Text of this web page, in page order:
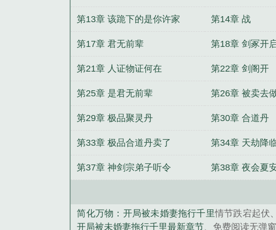
第13章 该跪下的是你许家 第14章 战
第17章 君无前辈 第18章 剑冢开
第21章 人证物证何在 第22章 剑阁开
第25章 是君无前辈 第26章 被卖去
第29章 极品聚灵丹 第30章 合道丹
第33章 极品合道丹卖了 第34章 天劫降
第37章 神剑宗弟子听令 第38章 夜会夏
简化万物：开局被未婚妻拖行千里情节跌宕起伏
开局被未婚妻拖行千里最新章节、免费阅读无弹窗